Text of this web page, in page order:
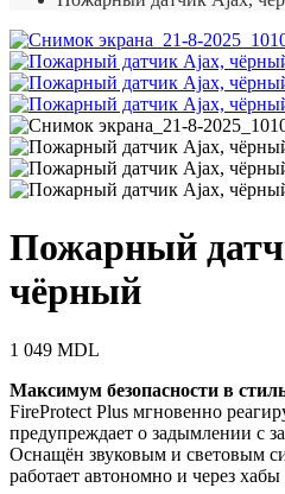
Пожарный
чёрный
1 049 MDL
Максимум безопасности в
FireProtect Plus мгновенно
предупреждает о задымлении с
Оснащён звуковым и световым
работает автономно и через